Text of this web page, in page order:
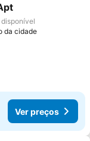
favoritos
da cidade
Ver preços